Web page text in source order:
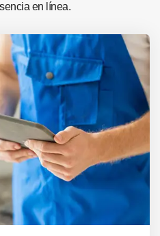
en línea.